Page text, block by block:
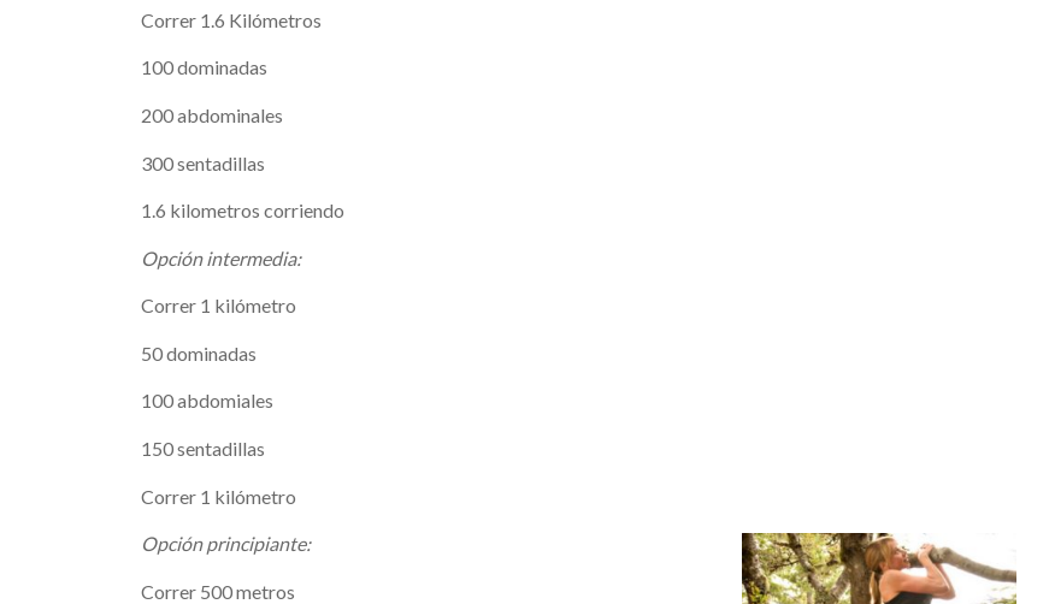
Correr 1.6 Kilómetros
100 dominadas
200 abdominales
300 sentadillas
1.6 kilometros corriendo
Opción intermedia:
Correr 1 kilómetro
50 dominadas
100 abdomiales
150 sentadillas
Correr 1 kilómetro
Opción principiante:
Correr 500 metros